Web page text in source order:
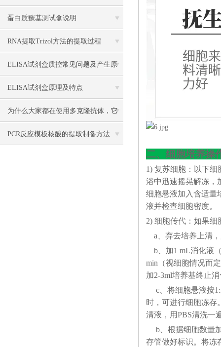
蛋白质羰基测试盒说明
RNA提取Trizol方法的提取过程
ELISA试剂盒质控常见问题及产生原
因分析
ELISA试剂盒原理及特点
为什么大家都在使用多克隆抗体，它
有什么优点？
PCR反应模板核酸的提取制备方法
二、细胞培养操
1) 复苏细胞：以下
浴中迅速摇晃解冻，
细胞悬液加入含适量
液并检查细胞密度。
2) 细胞传代：如果细
a、弃去培养上清
b、加1 mL消化液
min（视细胞情况而
加2-3ml培养基终止
c、将细胞悬液按
时，可进行细胞冻存
清液，用PBS清洗一
b、根据细胞数量加
存管做好标识。将冻